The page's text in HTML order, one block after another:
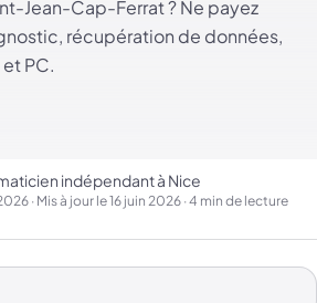
Jean-Cap-Ferrat ? Ne payez
récupération de données,
PC.
indépendant à Nice
· Mis à jour le16 juin 2026 · 4 min de lecture